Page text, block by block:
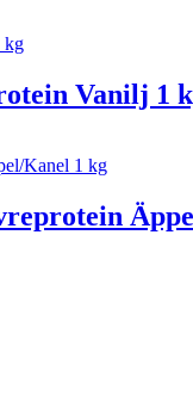
Vanilj 1